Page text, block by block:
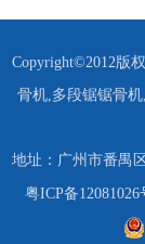
Copyright©2012版
骨机 多段锯锯骨机
地址：广州市番禺
粤ICP备12081026